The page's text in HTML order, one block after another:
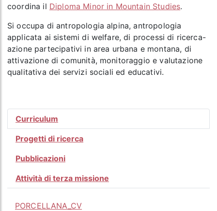
coordina il Diploma Minor in Mountain Studies.
Si occupa di antropologia alpina, antropologia
applicata ai sistemi di welfare, di processi di ricerca-
azione partecipativi in area urbana e montana, di
attivazione di comunità, monitoraggio e valutazione
qualitativa dei servizi sociali ed educativi.
Curriculum
Progetti di ricerca
Pubblicazioni
Attività di terza missione
PORCELLANA_CV